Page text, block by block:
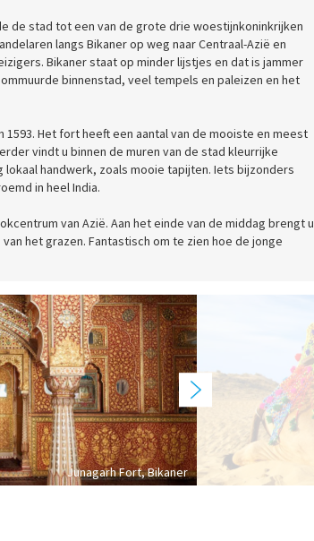
de stad tot een van de grote drie woestijnkoninkrijken
langs Bikaner op weg naar Centraal-Azië en
Bikaner staat op minder lijstjes en dat is jammer
binnenstad, veel tempels en paleizen en het
Het fort heeft een aantal van de mooiste en meest
vindt u binnen de muren van de stad kleurrijke
handwerk, zoals mooie tapijten. Iets bijzonders
in heel India.
van Azië. Aan het einde van de middag brengt u
het grazen. Fantastisch om te zien hoe de jonge
Junagarh Fort, Bikaner